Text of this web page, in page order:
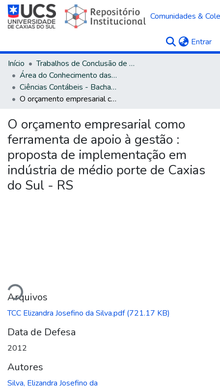
Comunidades &
Entrar
Início
Trabalhos de Conclusão de Curso
Área do Conhecimento das Ciências Sociais Aplicadas
Ciências Contábeis - Bacharelado
O orçamento empresarial como ferramenta de apoio à gestão : proposta de implementação em indústria de médio porte de Caxias do Sul - RS
O orçamento empresarial como
ferramenta de apoio à gestão :
proposta de implementação em
indústria de médio porte de Caxias
do Sul - RS
Arquivos
TCC Elizandra Josefino da Silva.pdf(721.17 KB)
Data de Defesa
2012
Autores
Silva, Elizandra Josefino da